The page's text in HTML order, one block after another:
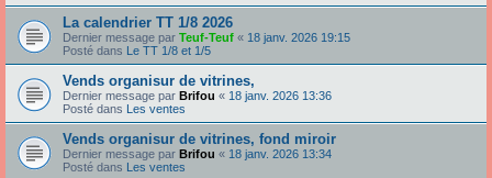
La calendrier TT 1/8 2026
Dernier message par Teuf-Teuf « 18 janv. 2026 19:15
Posté dans Le TT 1/8 et 1/5
Vends organisur de vitrines,
Dernier message par Brifou « 18 janv. 2026 13:36
Posté dans Les ventes
Vends organisur de vitrines, fond miroir
Dernier message par Brifou « 18 janv. 2026 13:34
Posté dans Les ventes